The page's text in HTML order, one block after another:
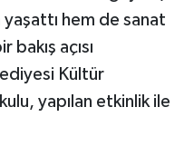
hem de sanat
bakış açısı
Kültür
yapılan etkinlik ile